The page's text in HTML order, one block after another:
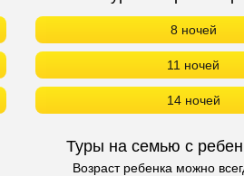
8 ночей
11 ночей
14 ночей
Туры на семью с
Возраст ребенка можно